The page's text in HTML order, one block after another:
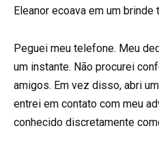
Eleanor ecoava em um brinde
Peguei meu telefone. Meu
um instante. Não procurei
amigos. Em vez disso, abri
entrei em contato com meu
conhecido discretamente